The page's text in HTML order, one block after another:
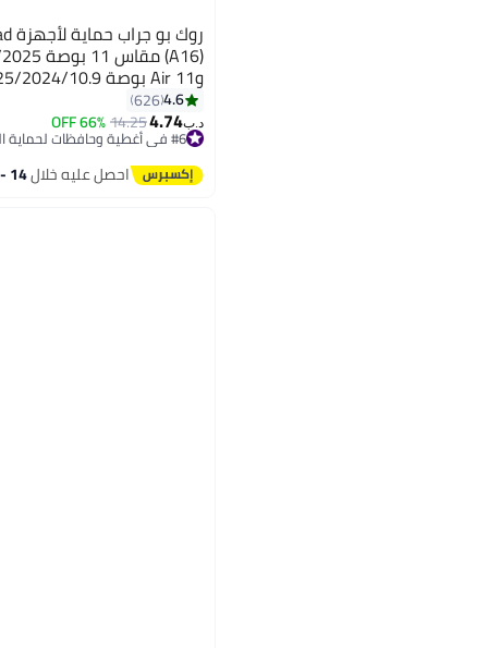
4.6
626
د.ب‏4.74
14.25
66% OFF #6 في أغطية وحافظات لحماية اللابتوب
تم بيع +20 مؤخرًا
#6 في أغطية وحافظات لحماية اللابتوب احصل عليه خلال14 - 15 اغسطس